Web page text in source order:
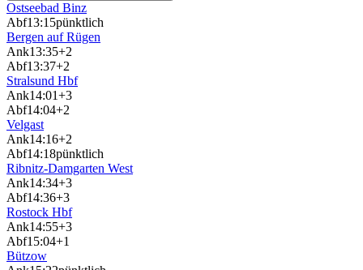
Ostseebad Binz
Abf13:15pünktlich
Bergen auf Rügen
Ank13:35+2
Abf13:37+2
Stralsund Hbf
Ank14:01+3
Abf14:04+2
Velgast
Ank14:16+2
Abf14:18pünktlich
Ribnitz-Damgarten West
Ank14:34+3
Abf14:36+3
Rostock Hbf
Ank14:55+3
Abf15:04+1
Bützow